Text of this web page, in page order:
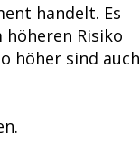
handelt. Es
Risiko
höher sind auch